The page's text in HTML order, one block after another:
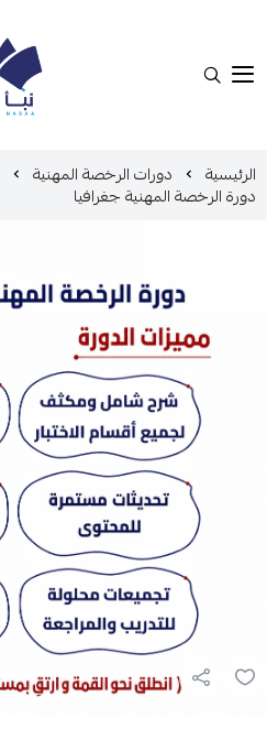
منصة نبأ
الرئيسية دورات الرخصة المهنية
دورة الرخصة المهنية جغرافيا